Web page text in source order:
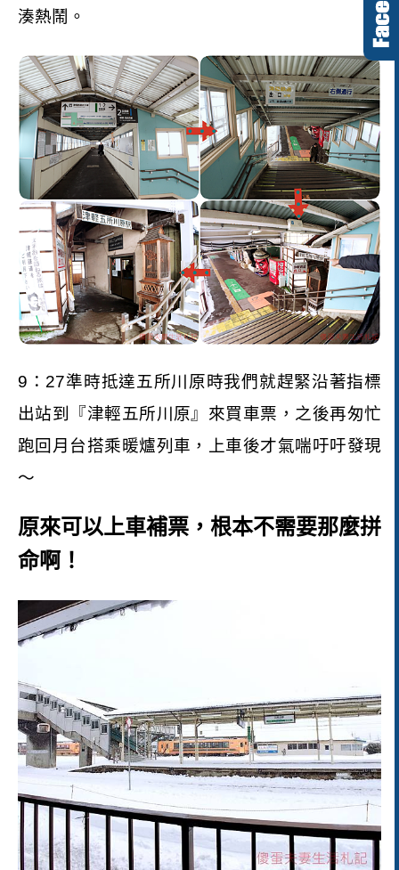
湊熱鬧。
9 ： 27準時抵達五所川原時我們就趕緊沿著指標
出站到『津輕五所川原』來買車票，之後再匆忙
跑回月台搭乘暖爐列車，上車後才氣喘吁吁發現
～
原來可以上車補票，根本不需要那麼拼
命啊！